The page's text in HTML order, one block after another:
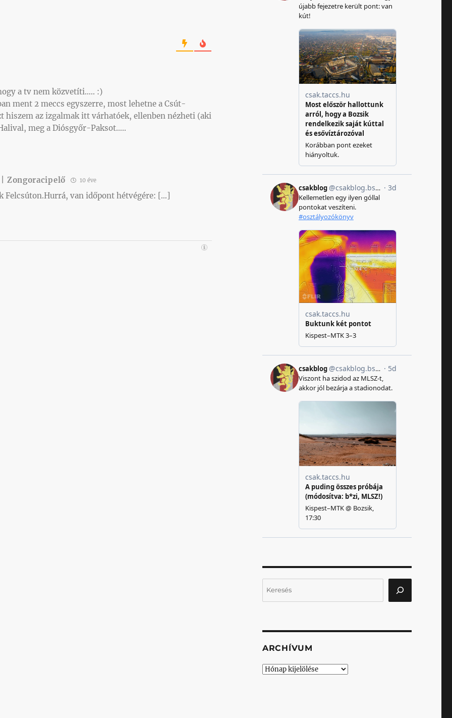
a tv nem közvetíti….. :)
ment 2 meccs egyszerre, most lehetne a Csút-
hiszem az izgalmak itt várhatóek, ellenben nézheti (aki
meg a Diósgyőr-Paksot…..
Zongoracipelő 10 éve
Felcsúton.Hurrá, van időpont hétvégére: […]
ARCHÍVUM
Archívum